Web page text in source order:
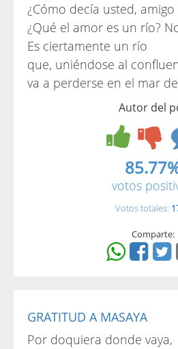
¿Cómo decía usted, amigo
¿Qué el amor es un río?
Es ciertamente un río
que, uniéndose al
va a perderse en el mar
Autor del
votos
Votos totales:
Comparte:
GRATITUD A MASAYA
Por doquiera donde vaya,